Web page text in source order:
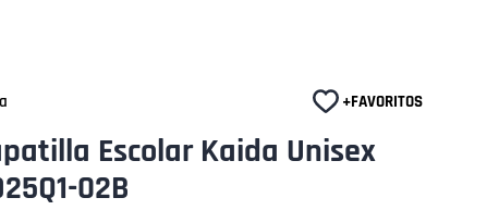
Escolar Kaida Unisex
02B